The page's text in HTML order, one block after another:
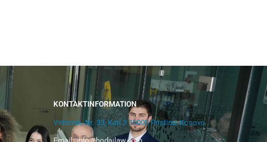
KONTAKTINFORMATION
Veternik, Nr. 33, Kati 3 10000 Pristina, Kosovo